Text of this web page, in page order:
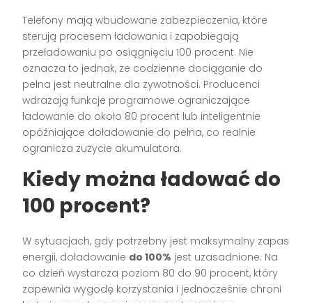
Telefony mają wbudowane zabezpieczenia, które
sterują procesem ładowania i zapobiegają
przeładowaniu po osiągnięciu 100 procent. Nie
oznacza to jednak, że codzienne dociąganie do
pełna jest neutralne dla żywotności. Producenci
wdrażają funkcje programowe ograniczające
ładowanie do około 80 procent lub inteligentnie
opóźniające doładowanie do pełna, co realnie
ogranicza zużycie akumulatora.
Kiedy można ładować do
100 procent?
W sytuacjach, gdy potrzebny jest maksymalny zapas
energii, doładowanie do 100% jest uzasadnione. Na
co dzień wystarcza poziom 80 do 90 procent, który
zapewnia wygodę korzystania i jednocześnie chroni